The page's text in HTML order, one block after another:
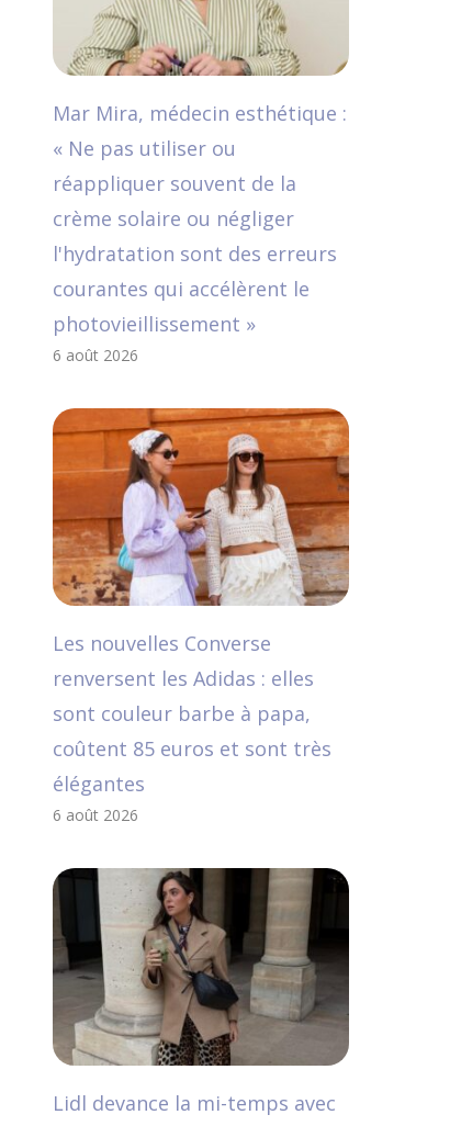
Mar Mira, médecin esthétique :
« Ne pas utiliser ou
réappliquer souvent de la
crème solaire ou négliger
l'hydratation sont des erreurs
courantes qui accélèrent le
photovieillissement »
6 août 2026
Les nouvelles Converse
renversent les Adidas : elles
sont couleur barbe à papa,
coûtent 85 euros et sont très
élégantes
6 août 2026
Lidl devance la mi-temps avec